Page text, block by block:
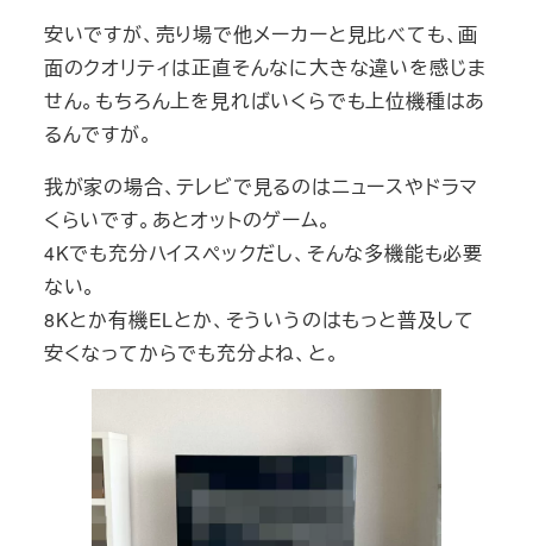
安いですが、売り場で他メーカーと見比べても、画
面のクオリティは正直そんなに大きな違いを感じま
せん。もちろん上を見ればいくらでも上位機種はあ
るんですが。
我が家の場合、テレビで見るのはニュースやドラマ
くらいです。あとオットのゲーム。
4Kでも充分ハイスペックだし、そんな多機能も必要
ない。
8Kとか有機ELとか、そういうのはもっと普及して
安くなってからでも充分よね、と。